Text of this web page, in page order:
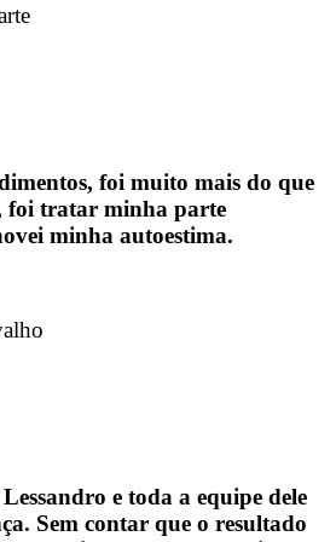
foi muito mais do que
foi tratar minha parte
minha autoestima.
e toda a equipe dele
Sem contar que o resultado